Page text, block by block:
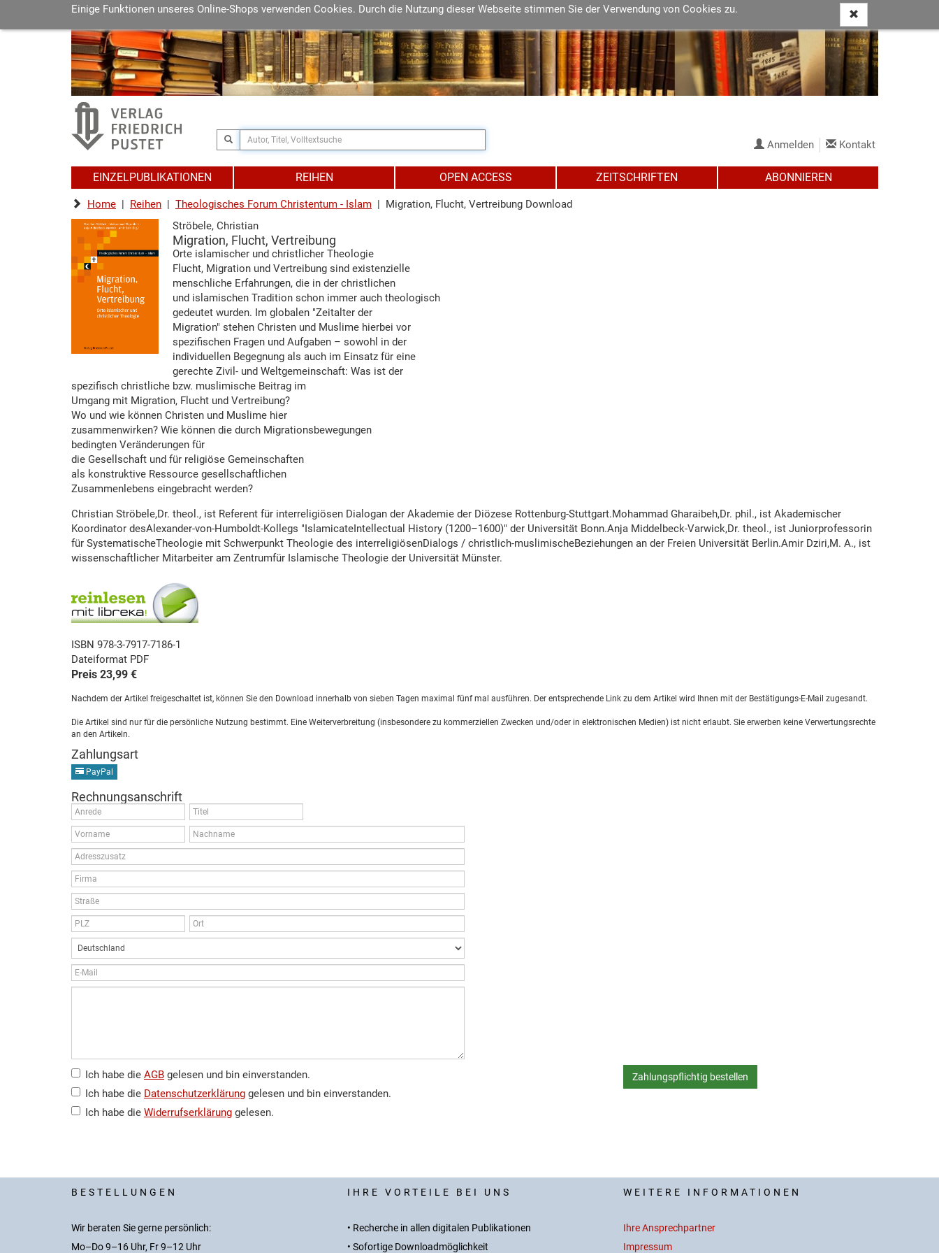
Einige Funktionen unseres Online-Shops verwenden Cookies. Durch die Nutzung dieser Webseite stimmen Sie der Verwendung von Cookies zu.
Anmelden Kontakt
EINZELPUBLIKATIONEN REIHEN OPEN ACCESS ZEITSCHRIFTEN ABONNIEREN
Home | Reihen | Theologisches Forum Christentum - Islam | Migration, Flucht, Vertreibung Download
Ströbele, Christian
Migration, Flucht, Vertreibung
Orte islamischer und christlicher Theologie
Flucht, Migration und Vertreibung sind existenzielle
menschliche Erfahrungen, die in der christlichen
und islamischen Tradition schon immer auch theologisch
gedeutet wurden. Im globalen "Zeitalter der
Migration" stehen Christen und Muslime hierbei vor
spezifischen Fragen und Aufgaben – sowohl in der
individuellen Begegnung als auch im Einsatz für eine
gerechte Zivil- und Weltgemeinschaft: Was ist der
spezifisch christliche bzw. muslimische Beitrag im
Umgang mit Migration, Flucht und Vertreibung?
Wo und wie können Christen und Muslime hier
zusammenwirken? Wie können die durch Migrationsbewegungen
bedingten Veränderungen für
die Gesellschaft und für religiöse Gemeinschaften
als konstruktive Ressource gesellschaftlichen
Zusammenlebens eingebracht werden?
Christian Ströbele,Dr. theol., ist Referent für interreligiösen Dialogan der Akademie der Diözese Rottenburg-Stuttgart.Mohammad Gharaibeh,Dr. phil., ist Akademischer
Koordinator desAlexander-von-Humboldt-Kollegs "IslamicateIntellectual History (1200–1600)" der Universität Bonn.Anja Middelbeck-Varwick,Dr. theol., ist Juniorprofessorin
für SystematischeTheologie mit Schwerpunkt Theologie des interreligiösenDialogs / christlich-muslimischeBeziehungen an der Freien Universität Berlin.Amir Dziri,M. A., ist
wissenschaftlicher Mitarbeiter am Zentrumfür Islamische Theologie der Universität Münster.
ISBN 978-3-7917-7186-1
Dateiformat PDF
Preis 23,99 €
Nachdem der Artikel freigeschaltet ist, können Sie den Download innerhalb von sieben Tagen maximal fünf mal ausführen. Der entsprechende Link zu dem Artikel wird Ihnen mit der Bestätigungs-E-Mail zugesandt.
Die Artikel sind nur für die persönliche Nutzung bestimmt. Eine Weiterverbreitung (insbesondere zu kommerziellen Zwecken und/oder in elektronischen Medien) ist nicht erlaubt. Sie erwerben keine Verwertungsrechte
an den Artikeln.
Zahlungsart
PayPal
Rechnungsanschrift
Ich habe die AGB gelesen und bin einverstanden.
Ich habe die Datenschutzerklärung gelesen und bin einverstanden.
Ich habe die Widerrufserklärung gelesen.
BESTELLUNGEN
Wir beraten Sie gerne persönlich:
Mo–Do 9–16 Uhr, Fr 9–12 Uhr
IHRE VORTEILE BEI UNS
• Recherche in allen digitalen Publikationen
• Sofortige Downloadmöglichkeit
WEITERE INFORMATIONEN
Ihre Ansprechpartner
Impressum